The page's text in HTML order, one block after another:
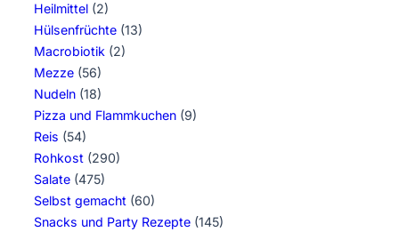
Heilmittel (2)
Hülsenfrüchte (13)
Macrobiotik (2)
Mezze (56)
Nudeln (18)
Pizza und Flammkuchen (9)
Reis (54)
Rohkost (290)
Salate (475)
Selbst gemacht (60)
Snacks und Party Rezepte (145)